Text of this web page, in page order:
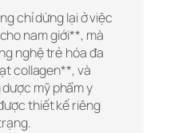
chỉ dừng lại ở việc
nam giới**, mà
nghệ trẻ hóa đa
collagen**, và
mỹ phẩm y
thiết kế riêng